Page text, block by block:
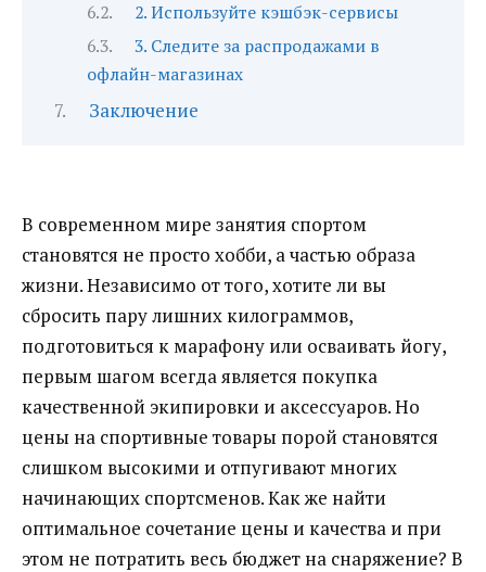
2. Используйте кэшбэк-сервисы
3. Следите за распродажами в
офлайн-магазинах
Заключение
В современном мире занятия спортом
становятся не просто хобби, а частью образа
жизни. Независимо от того, хотите ли вы
сбросить пару лишних килограммов,
подготовиться к марафону или осваивать йогу,
первым шагом всегда является покупка
качественной экипировки и аксессуаров. Но
цены на спортивные товары порой становятся
слишком высокими и отпугивают многих
начинающих спортсменов. Как же найти
оптимальное сочетание цены и качества и при
этом не потратить весь бюджет на снаряжение? В